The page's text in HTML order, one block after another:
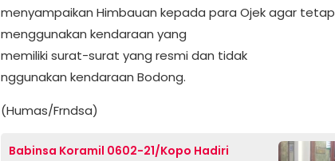
menyampaikan Himbauan kepada para Ojek agar tetap
menggunakan kendaraan yang
memiliki surat-surat yang resmi dan tidak
nggunakan kendaraan Bodong.
(Humas/Frndsa)
Babinsa Koramil 0602-21/Kopo Hadiri